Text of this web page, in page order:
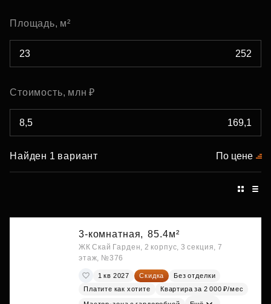
Площадь, м²
Стоимость, млн ₽
Найден 1 вариант По цене
3-комнатная, 85.4м²
ЖК Скай Гарден, 2 корпус, 3 секция, 7
этаж, №376
1 кв 2027 Скидка
Без отделки
Платите как хотите
Квартира за 2 000 ₽/мес